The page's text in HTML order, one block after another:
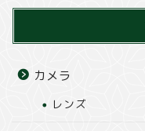
カメラ
レンズ